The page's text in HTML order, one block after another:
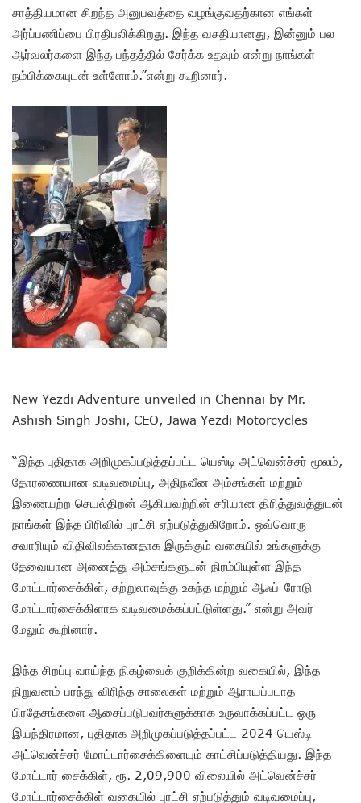
சாத்தியமான சிறந்த அனுபவத்தை வழங்குவதற்கான எங்கள்
அர்ப்பணிப்பை பிரதிபலிக்கிறது. இந்த வசதியானது, இன்னும் பல
ஆர்வலர்களை இந்த பந்தத்தில் சேர்க்க உதவும் என்று நாங்கள்
நம்பிக்கையுடன் உள்ளோம்.”என்று கூறினார்.
New Yezdi Adventure unveiled in Chennai by Mr.
Ashish Singh Joshi, CEO, Jawa Yezdi Motorcycles
“இந்த புதிதாக அறிமுகப்படுத்தப்பட்ட யெஸ்டி அட்வென்ச்சர் மூலம்,
தோரணையான வடிவமைப்பு, அதிநவீன அம்சங்கள் மற்றும்
இணையற்ற செயல்திறன் ஆகியவற்றின் சரியான திரித்துவத்துடன்
நாங்கள் இந்த பிரிவில் புரட்சி ஏற்படுத்துகிறோம். ஒவ்வொரு
சவாரியும் விதிவிலக்கானதாக இருக்கும் வகையில் உங்களுக்கு
தேவையான அனைத்து அம்சங்களுடன் நிரம்பியுள்ள இந்த
மோட்டார்சைக்கிள், சுற்றுலாவுக்கு உகந்த மற்றும் ஆஃப்-ரோடு
மோட்டார்சைக்கிளாக வடிவமைக்கப்பட்டுள்ளது.” என்று அவர்
மேலும் கூறினார்.
இந்த சிறப்பு வாய்ந்த நிகழ்வைக் குறிக்கின்ற வகையில், இந்த
நிறுவனம் பரந்து விரிந்த சாலைகள் மற்றும் ஆராயப்படாத
பிரதேசங்களை ஆசைப்படுபவர்களுக்காக உருவாக்கப்பட்ட ஒரு
இயந்திரமான, புதிதாக அறிமுகப்படுத்தப்பட்ட 2024 யெஸ்டி
அட்வென்ச்சர் மோட்டார்சைக்கிளையும் காட்சிப்படுத்தியது. இந்த
மோட்டார் சைக்கிள், ரூ. 2,09,900 விலையில் அட்வென்ச்சர்
மோட்டார்சைக்கிள் வகையில் புரட்சி ஏற்படுத்தும் வடிவமைப்பு,